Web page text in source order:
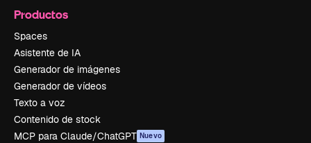
Productos
Spaces
Asistente de IA
Generador de imágenes
Generador de vídeos
Texto a voz
Contenido de stock
MCP para Claude/ChatGPT Nuevo